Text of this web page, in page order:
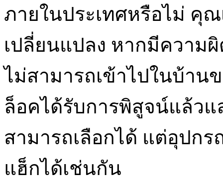
ภายในประเทศหรือไม่ คุ
เปลี่ยนแปลง หากมีความ
ไม่สามารถเข้าไปในบ้าน
ล็อคได้รับการพิสูจน์แล้วแ
สามารถเลือกได้ แต่อุปก
แฮ็กได้เช่นกัน